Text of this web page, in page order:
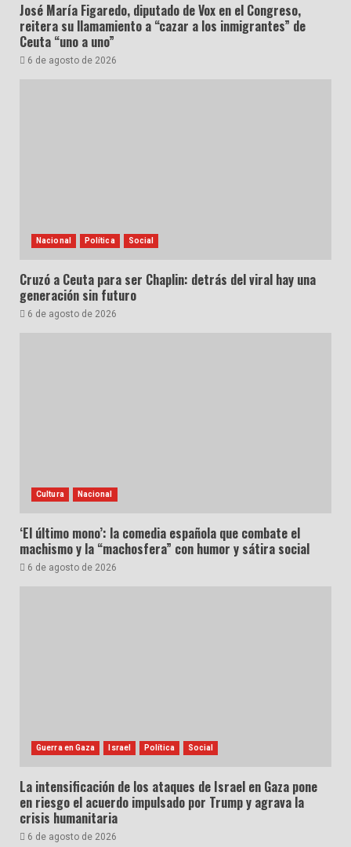
José María Figaredo, diputado de Vox en el Congreso,
reitera su llamamiento a “cazar a los inmigrantes” de
Ceuta “uno a uno”
6 de agosto de 2026
Nacional Política Social
Cruzó a Ceuta para ser Chaplin: detrás del viral hay una
generación sin futuro
6 de agosto de 2026
Cultura Nacional
‘El último mono’: la comedia española que combate el
machismo y la “machosfera” con humor y sátira social
6 de agosto de 2026
Guerra en Gaza Israel Política Social
La intensificación de los ataques de Israel en Gaza pone
en riesgo el acuerdo impulsado por Trump y agrava la
crisis humanitaria
6 de agosto de 2026